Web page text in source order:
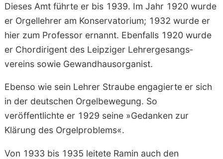
Dieses Amt führte er bis 1939. Im Jahr 1920 wurde
er Orgel­lehrer am Konservatorium; 1932 wurde er
hier zum Professor ernannt. Ebenfalls 1920 wurde
er Chor­dirigent des Leipziger Lehrer­gesangs­
vereins sowie Gewandhaus­organist.
Ebenso wie sein Lehrer Straubeengagierte er sich
in der deutschen Orgel­bewegung. So
veröffentlichte er 1929 seine »Gedanken zur
Klärung des Orgel­problems«.
Von 1933 bis 1935 leitete Ramin auch den